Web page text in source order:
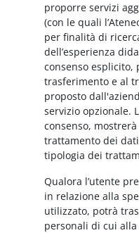
proporre servizi
(con le quali
per finalità di
dell’esperienza
consenso
trasferimento e al
proposto
servizio opzionale.
consenso,
trattamento dei
tipologia dei
Qualora l’utente
in relazione alla
utilizzato, potrà
personali di cui